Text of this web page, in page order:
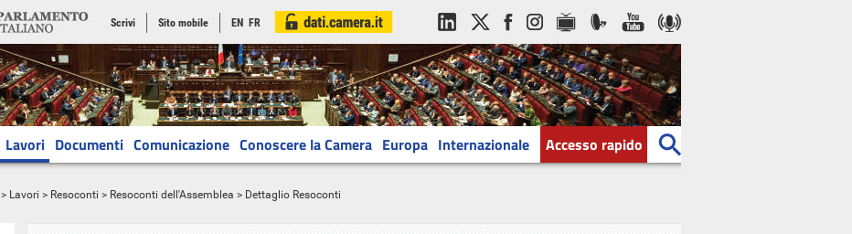
Scrivi Sito mobile EN FR
Lavori Documenti Comunicazione Conoscere la Camera Europa Internazionale Accesso rapido
> Lavori > Resoconti > Resoconti dell'Assemblea > Dettaglio Resoconti